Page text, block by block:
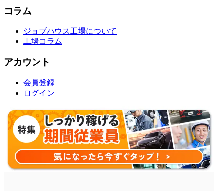
コラム
ジョブハウス工場について
工場コラム
アカウント
会員登録
ログイン